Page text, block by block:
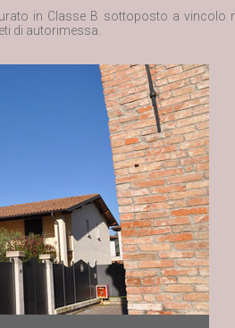
in Classe B sottoposto a
di autorimessa.